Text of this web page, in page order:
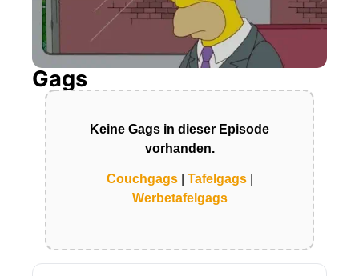
Gags
Keine Gags in dieser Episode
vorhanden.
Couchgags| Tafelgags|
Werbetafelgags